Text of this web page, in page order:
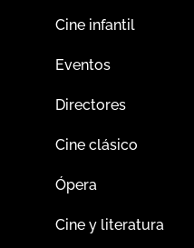
Cine infantil
Eventos
Directores
Cine clásico
Ópera
Cine y literatura